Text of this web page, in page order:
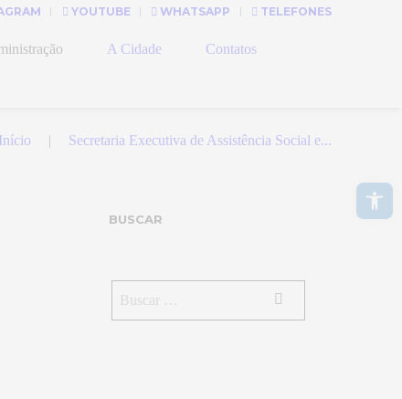
YOUTUBE WHATSAPP TELEFONES
A Cidade Contatos
Início Secretaria Executiva de Assistência Social e...
BUSCAR
Abrir a barra de ferramentas